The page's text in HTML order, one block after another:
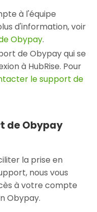
à l'équipe
d'information, voir
Obypay.
de Obypay qui se
à HubRise. Pour
le support de
de Obypay
la prise en
nous vous
à votre compte
Obypay.